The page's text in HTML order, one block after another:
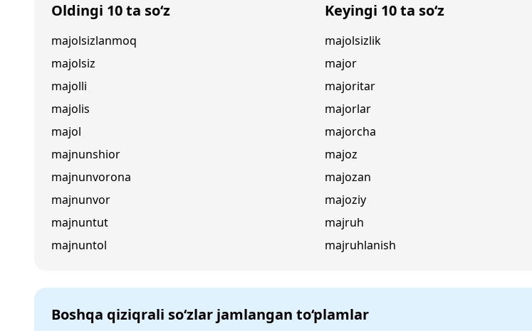
Oldingi 10 ta so‘z
majolsizlanmoq
majolsiz
majolli
majolis
majol
majnunshior
majnunvorona
majnunvor
majnuntut
majnuntol
Keyingi 10 ta so‘z
majolsizlik
major
majoritar
majorlar
majorcha
majoz
majozan
majoziy
majruh
majruhlanish
Boshqa qiziqrali so‘zlar jamlangan to‘plamlar